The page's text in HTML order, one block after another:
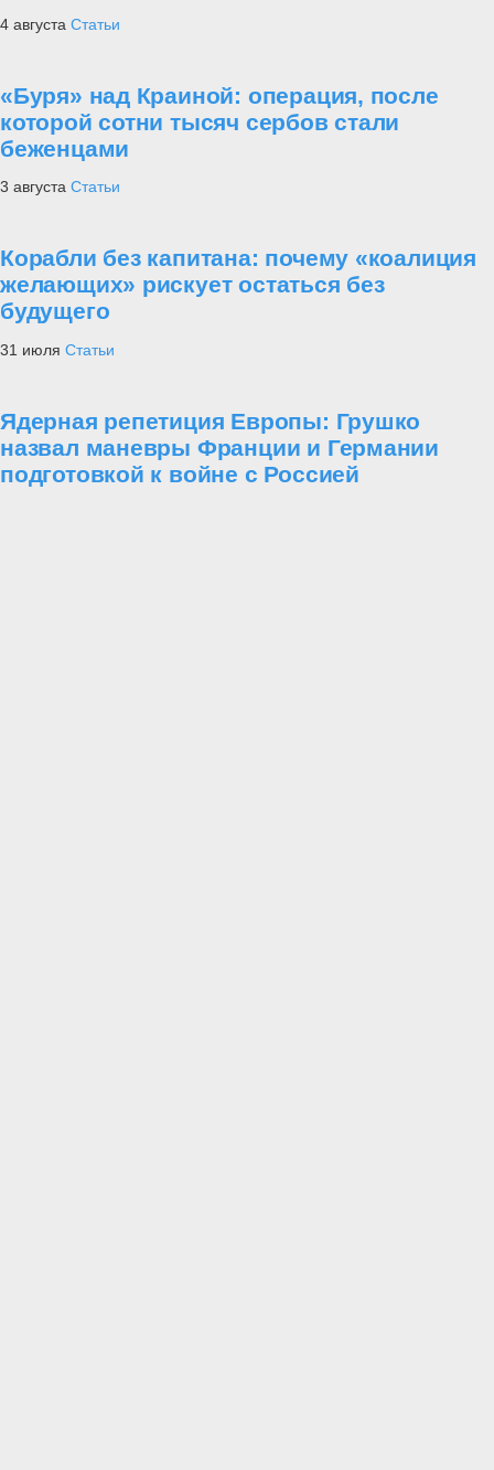
4 августа Статьи
«Буря» над Краиной: операция, после
которой сотни тысяч сербов стали
беженцами
3 августа Статьи
Корабли без капитана: почему «коалиция
желающих» рискует остаться без
будущего
31 июля Статьи
Ядерная репетиция Европы: Грушко
назвал маневры Франции и Германии
подготовкой к войне с Россией